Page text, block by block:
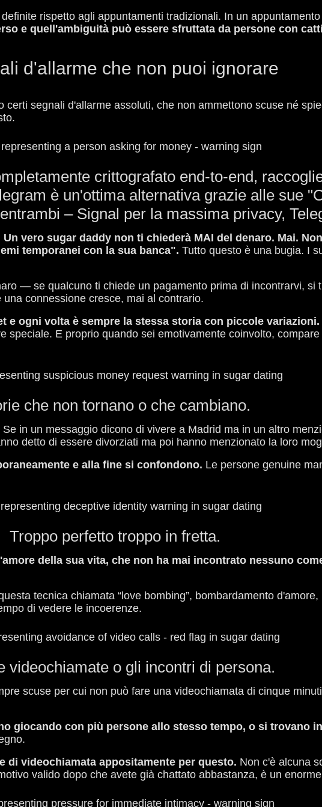
rispetto agli appuntamenti tradizionali. In un
e quell'ambiguità può essere sfruttata da persone con
d'allarme che non puoi ignorare
segnali d'allarme assoluti, che non ammettono scuse né
crittografato end-to-end,
è un'ottima alternativa grazie alle sue
– Signal per la massima privacy,
Un vero sugar daddy non ti chiederà MAI del denaro. Mai.
temporanei con la sua banca". Tutto questo è una bugia. I
— se qualcuno ti chiede un pagamento prima di incontrarvi, si
connessione cresce, mai al contrario.
e ogni volta è sempre la stessa storia con piccole variazioni.
speciale. E proprio quando sei emotivamente coinvolto,
che non tornano o che cambiano.
Se in un messaggio dicono di vivere a Madrid ma in un altro
detto di essere divorziati ma poi hanno menzionato la loro
e alla fine si confondono. Le persone genuine
Troppo perfetto troppo in fretta.
della sua vita, che non ha mai incontrato nessuno
tecnica chiamata “love bombing”, bombardamento
di vedere le incoerenze.
videochiamate o gli incontri di persona.
scuse per cui non può fare una videochiamata di cinque
giocando con più persone allo stesso tempo, o si trovano
di videochiamata appositamente per questo. Non c'è alcuna
valido dopo che avete già chattato abbastanza, è un